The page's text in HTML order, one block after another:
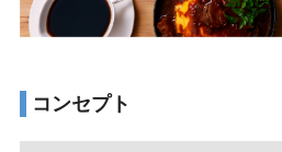
コンセプト